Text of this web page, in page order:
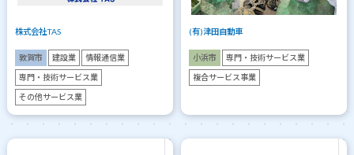
株式会社TAS
敦賀市 建設業 情報通信業
専門・技術サービス業
その他サービス業
(有)津田自動車
小浜市 専門・技術サービス業
複合サービス事業